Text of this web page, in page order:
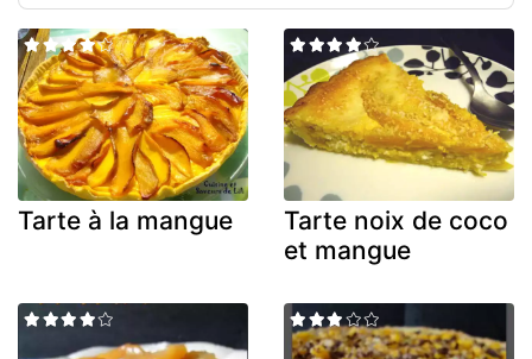
Tarte à la mangue
Tarte noix de coco
et mangue